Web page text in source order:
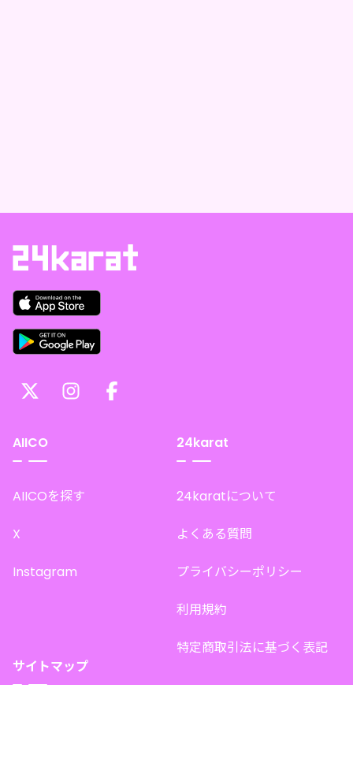
AIICO
AIICOを探す
X
Instagram
24karat
24karatについて
よくある質問
プライバシーポリシー
利用規約
特定商取引法に基づく表記
サイトマップ